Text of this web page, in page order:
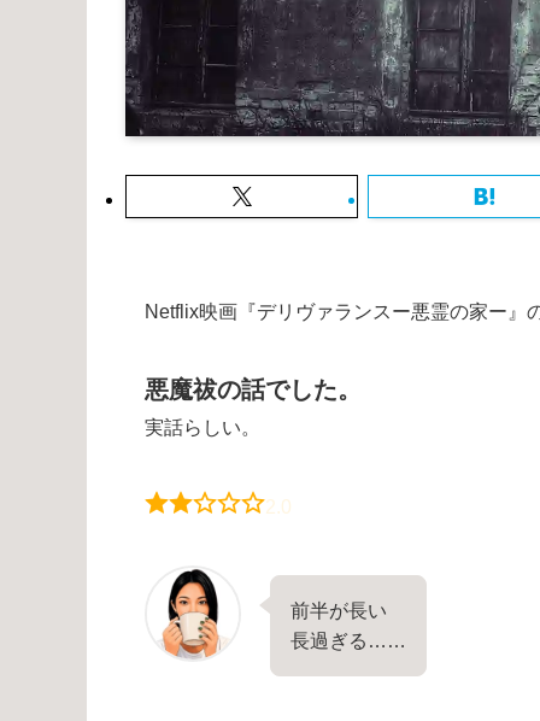
Netflix映画『デリヴァランスー悪霊の家ー』
悪魔祓の話でした。
実話らしい。
2.0
前半が長い
長過ぎる……